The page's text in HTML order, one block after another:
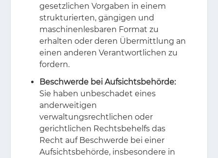
gesetzlichen Vorgaben in einem
strukturierten, gängigen und
maschinenlesbaren Format zu
erhalten oder deren Übermittlung an
einen anderen Verantwortlichen zu
fordern.
Beschwerde bei Aufsichtsbehörde:
Sie haben unbeschadet eines
anderweitigen
verwaltungsrechtlichen oder
gerichtlichen Rechtsbehelfs das
Recht auf Beschwerde bei einer
Aufsichtsbehörde, insbesondere in